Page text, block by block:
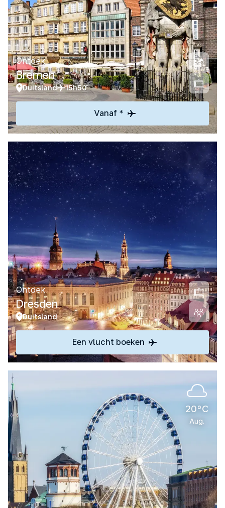
Ontdek
Bremen
Duitsland 15h50
Vanaf *
Ontdek
Dresden
Duitsland
Een vlucht boeken
20°C
Aug.